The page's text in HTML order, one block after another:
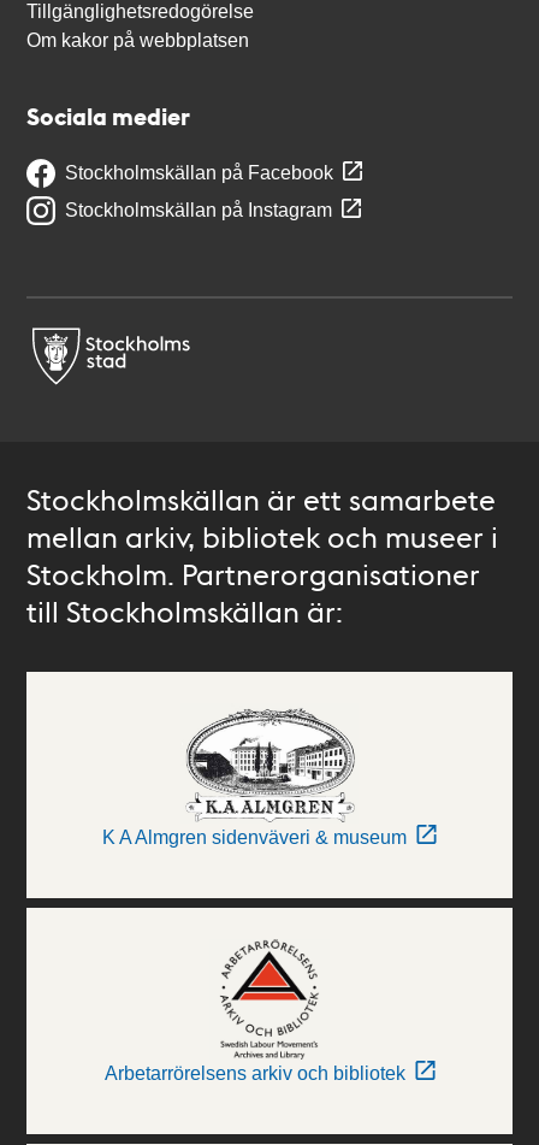
Tillgänglighetsredogörelse
Om kakor på webbplatsen
Sociala medier
Stockholmskällan på Facebook
Stockholmskällan på Instagram
Stockholmskällan är ett samarbete
mellan arkiv, bibliotek och museer i
Stockholm. Partnerorganisationer
till Stockholmskällan är:
K A Almgren sidenväveri & museum
Arbetarrörelsens arkiv och bibliotek